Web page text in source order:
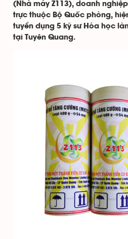
(Nhà máy Z113), doanh
trực thuộc Bộ Quốc phòng,
tuyển dụng 5 kỹ sư Hóa học
tại Tuyên Quang.